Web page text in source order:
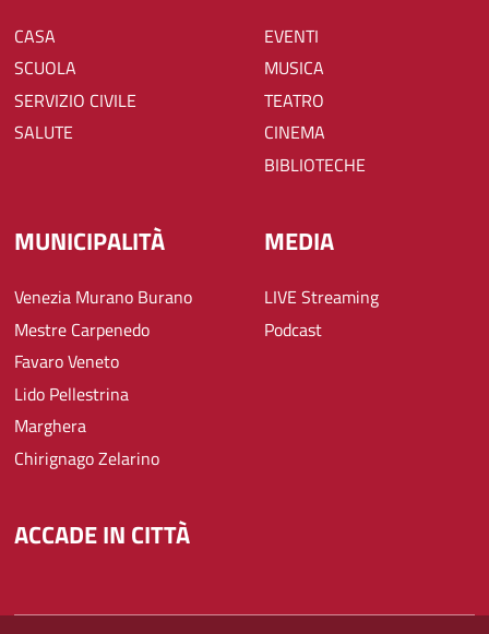
CASA
SCUOLA
SERVIZIO CIVILE
SALUTE
EVENTI
MUSICA
TEATRO
CINEMA
BIBLIOTECHE
MUNICIPALITÀ
Venezia Murano Burano
Mestre Carpenedo
Favaro Veneto
Lido Pellestrina
Marghera
Chirignago Zelarino
MEDIA
LIVE Streaming
Podcast
ACCADE IN CITTÀ